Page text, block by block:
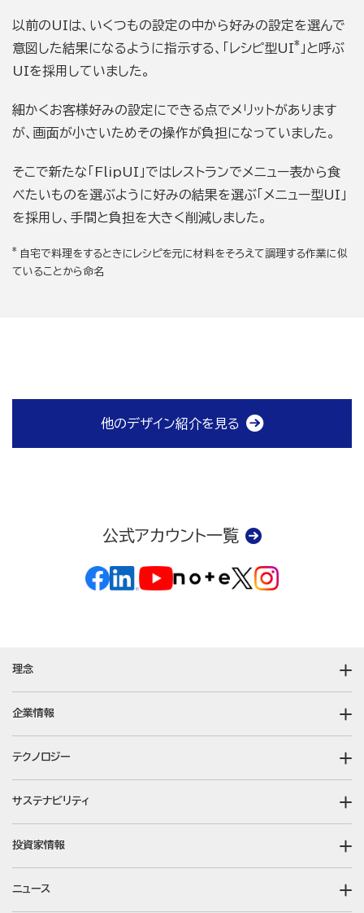
以前のUIは、いくつもの設定の中から好みの設定を選んで
意図した結果になるように指示する、「レシピ型UI* 」と呼ぶ
UIを採用していました。
細かくお客様好みの設定にできる点でメリットがあります
が、画面が小さいためその操作が負担になっていました。
そこで新たな「FlipUI」ではレストランでメニュー表から食
べたいものを選ぶように好みの結果を選ぶ「メニュー型UI」
を採用し、手間と負担を大きく削減しました。
* 自宅で料理をするときにレシピを元に材料をそろえて調理する作業に似
ていることから命名
他のデザイン紹介を見る
公式アカウント一覧
理念
企業情報
テクノロジー
サステナビリティ
投資家情報
ニュース